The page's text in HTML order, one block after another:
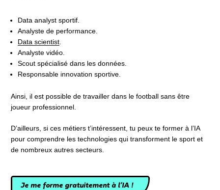
Data analyst sportif.
Analyste de performance.
Data scientist
Analyste vidéo.
Scout spécialisé dans les données.
Responsable innovation sportive.
Ainsi, il est possible de travailler dans le football sans être
joueur professionnel.
D’ailleurs, si ces métiers t’intéressent, tu peux te former à l’IA
pour comprendre les technologies qui transforment le sport et
de nombreux autres secteurs.
Je me forme gratuitement à l’IA !